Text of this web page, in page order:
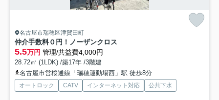
名古屋市瑞穂区津賀田町
仲介手数料０円！ノーザンクロス
5.5万円 管理/共益費4,000円
28.72㎡ (1LDK) /築17年 /3階建
名古屋市営桜通線「瑞穂運動場西」駅 徒歩8分
オートロック CATV インターネット対応 公共下水